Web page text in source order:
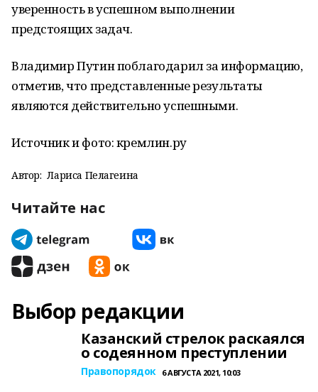
уверенность в успешном выполнении
предстоящих задач.
Владимир Путин поблагодарил за информацию,
отметив, что представленные результаты
являются действительно успешными.
Источник и фото: кремлин.ру
Автор: Лариса Пелагеина
Читайте нас
Выбор редакции
Казанский стрелок раскаялся
о содеянном преступлении
Правопорядок 6 АВГУСТА 2021, 10:03